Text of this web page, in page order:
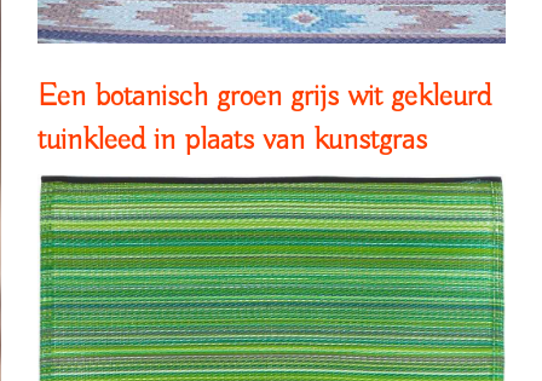
Een botanisch groen grijs wit gekleurd
tuinkleed in plaats van kunstgras